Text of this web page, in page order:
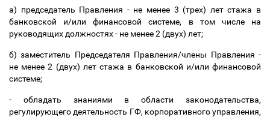
а) председатель Правления - не менее 3 (трех) лет стажа в
банковской и/или финансовой системе, в том числе на
руководящих должностях - не менее 2 (двух) лет;
б) заместитель Председателя Правления/члены Правления -
не менее 2 (двух) лет стажа в банковской и/или финансовой
системе;
- обладать знаниями в области законодательства,
регулирующего деятельность ГФ, корпоративного управления,